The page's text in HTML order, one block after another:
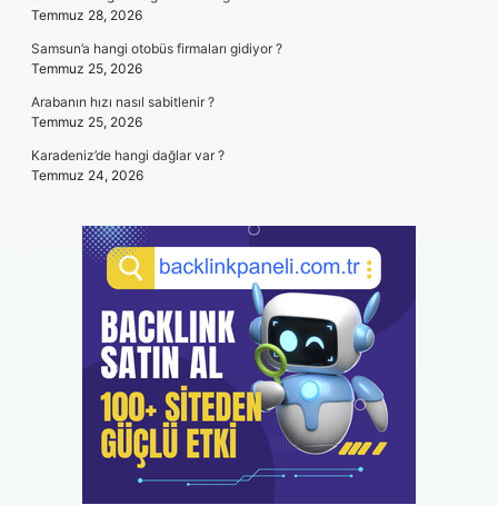
Temmuz 28, 2026
Samsun’a hangi otobüs firmaları gidiyor ?
Temmuz 25, 2026
Arabanın hızı nasıl sabitlenir ?
Temmuz 25, 2026
Karadeniz’de hangi dağlar var ?
Temmuz 24, 2026